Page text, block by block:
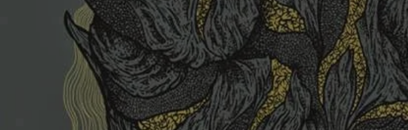
FRANCUSKI PROG METAL WEDŁUG DUALISIS
LESZEK KUŁAKOWSKI NAGRAŁ JAZZFONIĘ O POLSCE
NIEZNANY BOWIE Z 1965 ROKU. PREMIERA WE WRZEŚNIU